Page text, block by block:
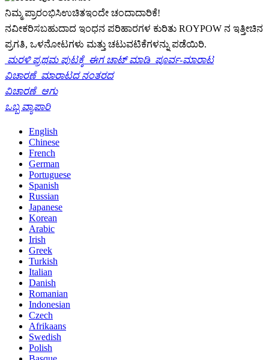
ನಿಮ್ಮ ಪ್ರಾರಂಭಿಸಿಉಚಿತಇಂದೇ ಚಂದಾದಾರಿಕೆ!
ನವೀಕರಿಸಬಹುದಾದ ಇಂಧನ ಪರಿಹಾರಗಳ ಕುರಿತು ROYPOW ನ ಇತ್ತೀಚಿನ
ಪ್ರಗತಿ, ಒಳನೋಟಗಳು ಮತ್ತು ಚಟುವಟಿಕೆಗಳನ್ನು ಪಡೆಯಿರಿ.
ಮರಳಿ ಪ್ರಥಮ ಪುಟಕ್ಕೆ ಈಗ ಚಾಟ್ ಮಾಡಿ ಪೂರ್ವ-ಮಾರಾಟ
ವಿಚಾರಣೆ ಮಾರಾಟದ ನಂತರದ
ವಿಚಾರಣೆ ಆಗು
ಒಬ್ಬ ವ್ಯಾಪಾರಿ
English
Chinese
French
German
Portuguese
Spanish
Russian
Japanese
Korean
Arabic
Irish
Greek
Turkish
Italian
Danish
Romanian
Indonesian
Czech
Afrikaans
Swedish
Polish